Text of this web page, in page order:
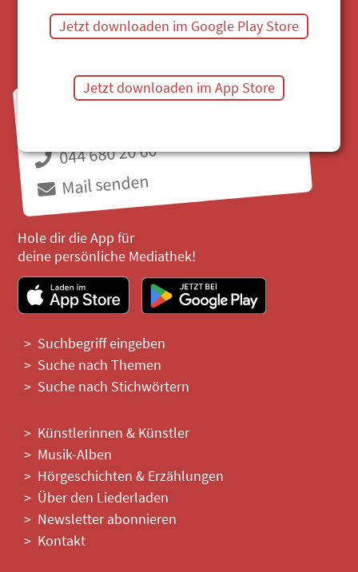
Mediathek
Fragen zu Bestellungen?
044 680 20 60
Mail senden
Hole dir die App für
deine persönliche Mediathek!
Suchbegriff eingeben
Suche nach Themen
Suche nach Stichwörtern
Künstlerinnen & Künstler
Musik-Alben
Hörgeschichten & Erzählungen
Über den Liederladen
Newsletter abonnieren
Kontakt
Jetzt downloaden im Google Play Store
Jetzt downloaden im App Store